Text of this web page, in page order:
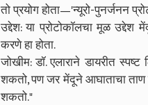
तो प्रयोग होता—'न्यूरो-पुनर्जनन
उद्देश: या प्रोटोकॉलचा मूळ उद्देश
करणे हा होता.
जोखीम: डॉ. एलाराने डायरीत
शकतो, पण जर मेंदूने आघाताचा
शकतो."